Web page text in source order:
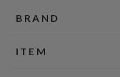
BRAND
ITEM